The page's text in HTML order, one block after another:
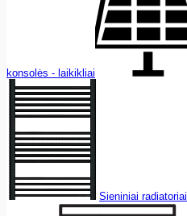
konsolės - laikikliai
Sieniniai radiatoriai